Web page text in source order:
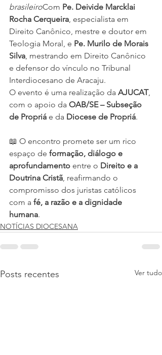
brasileiroCom Pe. Deivide Marcklai
Rocha Cerqueira, especialista em
Direito Canônico, mestre e doutor em
Teologia Moral, e Pe. Murilo de Morais
Silva, mestrando em Direito Canônico
e defensor do vínculo no Tribunal
Interdiocesano de Aracaju.
O evento é uma realização da AJUCAT,
com o apoio da OAB/SE – Subseção
de Propriá e da Diocese de Propriá.
📖 O encontro promete ser um rico
espaço de formação, diálogo e
aprofundamento entre o Direito e a
Doutrina Cristã, reafirmando o
compromisso dos juristas católicos
com a fé, a razão e a dignidade
humana.
NOTÍCIAS DIOCESANA
Posts recentes Ver tudo